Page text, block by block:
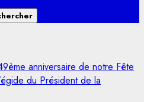
anniversaire de notre Fête
du Président de la